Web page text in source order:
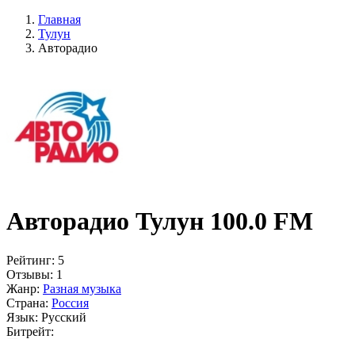
Главная
Тулун
Авторадио
Авторадио Тулун 100.0 FM
Рейтинг: 5
Отзывы: 1
Жанр: Разная музыка
Страна: Россия
Язык: Русский
Битрейт: